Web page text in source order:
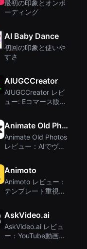
最初の印象とオンボ
ーディング
AI Baby Dance
初回の印象と使いや
すさ
AIUGCCreator
AIUGCCreator レビ
ュー: Eコマース販売
Animate Old Photos
Animate Old Photos
レビュー：AIでヴィ
Animoto
Animoto レビュー：
テンプレート重視の
AskVideo.ai
AskVideo.ai レビュ
ー：YouTube動画と